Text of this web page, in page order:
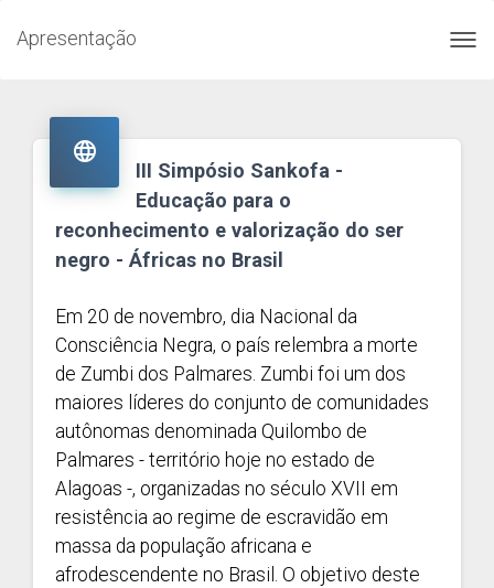
Apresentação

III Simpósio Sankofa -
Educação para o
reconhecimento e valorização do ser
negro - Áfricas no Brasil
Em 20 de novembro, dia Nacional da
Consciência Negra, o país relembra a morte
de Zumbi dos Palmares. Zumbi foi um dos
maiores líderes do conjunto de comunidades
autônomas denominada Quilombo de
Palmares - território hoje no estado de
Alagoas -, organizadas no século XVII em
resistência ao regime de escravidão em
massa da população africana e
afrodescendente no Brasil. O objetivo deste